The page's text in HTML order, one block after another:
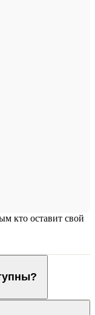
кто оставит свой